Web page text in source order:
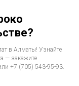
в Алматы! Узнайте
— закажите
+7 (705) 543-95-93.